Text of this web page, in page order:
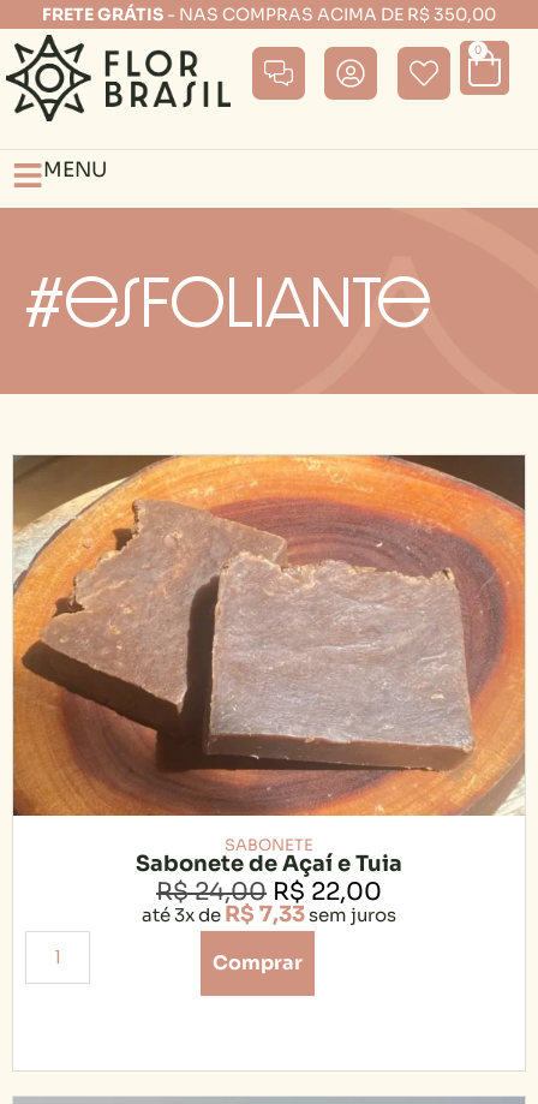
FRETE GRÁTIS - NAS COMPRAS ACIMA DE R$ 350,00
0
MENU
#esfoliante
SABONETE
Sabonete de Açaí e Tuia
R$24,00 R$ 22,00
até 3x de R$ 7,33sem juros
Comprar